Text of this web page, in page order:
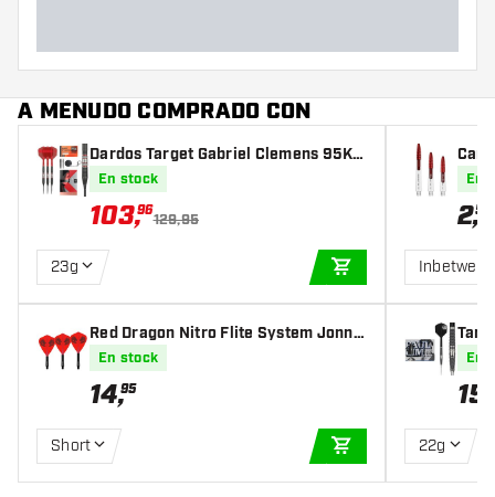
A MENUDO COMPRADO CON
Dardos Target Gabriel Clemens 95K S
wiss Point 95% Punta de Acero
En stock
103,96
129,95
23g
AÑADIR A LA
Red Dragon Nitro Flite System Jonny
Clayton Kite - Plumas Dardos
En stock
14,95
Short
AÑADIR A LA
En
2,50
9
En
22g